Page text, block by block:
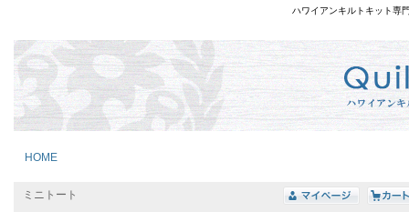
ハワイアンキルトキット専
HOME
ミニトート